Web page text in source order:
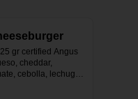
gr certified Angus
cheddar,
cebolla, lechuga,